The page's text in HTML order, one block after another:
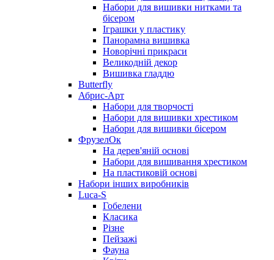
Набори для вишивки нитками та
бісером
Іграшки у пластику
Панорамна вишивка
Новорічні прикраси
Великодній декор
Вишивка гладдю
Butterfly
Абрис-Арт
Набори для творчості
Набори для вишивки хрестиком
Набори для вишивки бісером
ФрузелОк
На дерев'яній основі
Набори для вишивання хрестиком
На пластиковій основі
Набори інших виробників
Luca-S
Гобелени
Класика
Різне
Пейзажі
Фауна